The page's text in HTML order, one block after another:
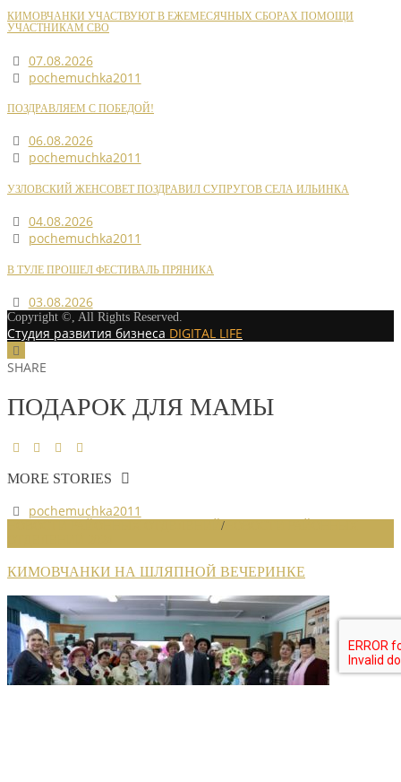
КИМОВЧАНКИ УЧАСТВУЮТ В ЕЖЕМЕСЯЧНЫХ СБОРАХ ПОМОЩИ
УЧАСТНИКАМ СВО
07.08.2026
pochemuchka2011
ПОЗДРАВЛЯЕМ С ПОБЕДОЙ!
06.08.2026
pochemuchka2011
УЗЛОВСКИЙ ЖЕНСОВЕТ ПОЗДРАВИЛ СУПРУГОВ СЕЛА ИЛЬИНКА
04.08.2026
pochemuchka2011
В ТУЛЕ ПРОШЕЛ ФЕСТИВАЛЬ ПРЯНИКА
03.08.2026
Copyright ©, All Rights Reserved.
Студия развития бизнеса DIGITAL LIFE
SHARE
ПОДАРОК ДЛЯ МАМЫ
MORE STORIES
pochemuchka2011
/
КИМОВЧАНКИ НА ШЛЯПНОЙ ВЕЧЕРИНКЕ